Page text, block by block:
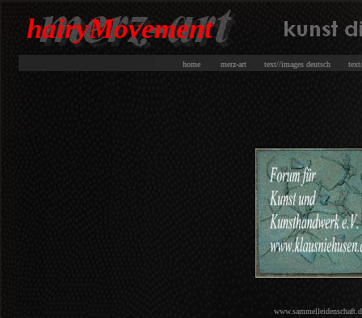
hairyMovement
home merz-art text//images deutsch